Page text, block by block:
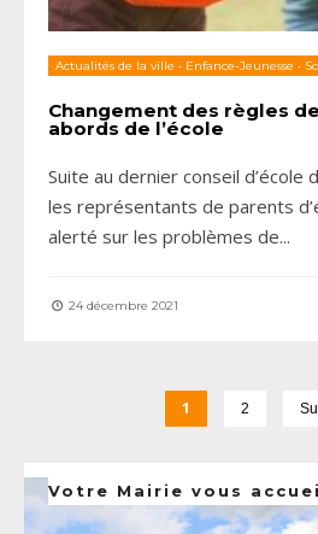
Actualités de la ville • Enfance-Jeunesse •
Changement des règles
abords de l’école
Suite au dernier conseil d’école
les représentants de parents
alerté sur les problèmes de...
24 décembre 2021
1 2
Votre Mairie vous